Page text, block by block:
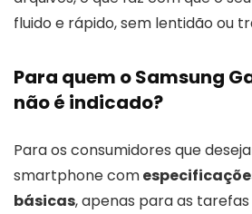
fluido e rápido, sem lentidão ou
Para quem o Samsung
não é indicado?
Para os consumidores que
smartphone com
básicas, apenas para as